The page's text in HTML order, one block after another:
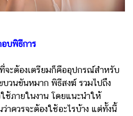
บพิธีการ
องเตรียมก็คืออุปกรณ์สำหรับ
บวนขันหมาก พิธีสงฆ์ รวมไปถึง
ช้ภายในงาน โดยแนะนำให้
ควรจะต้องใช้อะไรบ้าง แต่ทั้งนี้